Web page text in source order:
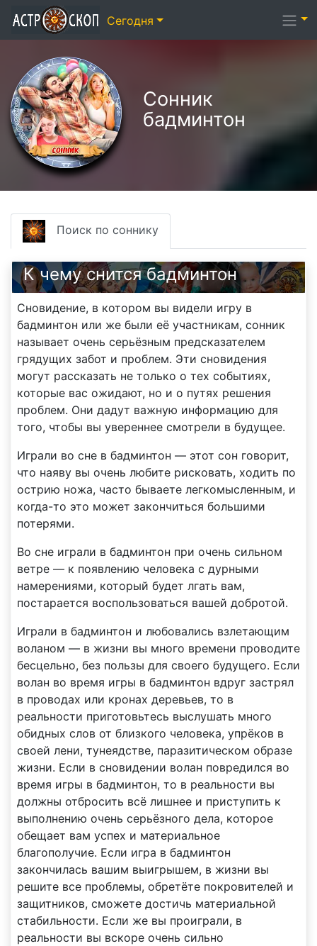
Сонник
бадминтон
Поиск по соннику
К чему снится бадминтон
Сновидение, в котором вы видели игру в
бадминтон или же были её участникам, сонник
называет очень серьёзным предсказателем
грядущих забот и проблем. Эти сновидения
могут рассказать не только о тех событиях,
которые вас ожидают, но и о путях решения
проблем. Они дадут важную информацию для
того, чтобы вы увереннее смотрели в будущее.
Играли во сне в бадминтон — этот сон говорит,
что наяву вы очень любите рисковать, ходить по
острию ножа, часто бываете легкомысленным, и
когда-то это может закончиться большими
потерями.
Во сне играли в бадминтон при очень сильном
ветре — к появлению человека с дурными
намерениями, который будет лгать вам,
постарается воспользоваться вашей добротой.
Играли в бадминтон и любовались взлетающим
воланом — в жизни вы много времени проводите
бесцельно, без пользы для своего будущего. Если
волан во время игры в бадминтон вдруг застрял
в проводах или кронах деревьев, то в
реальности приготовьтесь выслушать много
обидных слов от близкого человека, упрёков в
своей лени, тунеядстве, паразитическом образе
жизни. Если в сновидении волан повредился во
время игры в бадминтон, то в реальности вы
должны отбросить всё лишнее и приступить к
выполнению очень серьёзного дела, которое
обещает вам успех и материальное
благополучие. Если игра в бадминтон
закончилась вашим выигрышем, в жизни вы
решите все проблемы, обретёте покровителей и
защитников, сможете достичь материальной
стабильности. Если же вы проиграли, в
реальности вы вскоре очень сильно
Сегодня